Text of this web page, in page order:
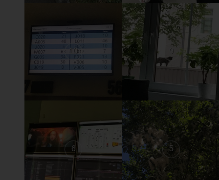
10 9
6 5